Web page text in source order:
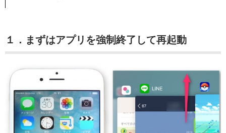
１．まずはアプリを強制終了して再起動